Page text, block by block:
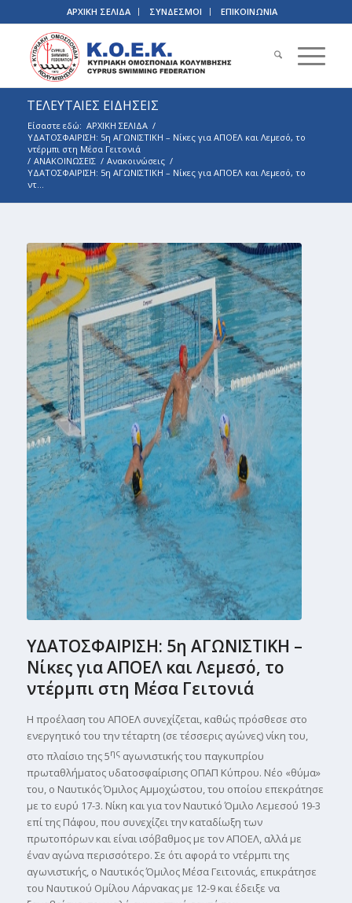
ΑΡΧΙΚΗ ΣΕΛΙΔΑ ΣΥΝΔΕΣΜΟΙ ΕΠΙΚΟΙΝΩΝΙΑ
ΤΕΛΕΥΤΑΙΕΣ ΕΙΔΗΣΕΙΣ
Είσαστε εδώ: ΑΡΧΙΚΗ ΣΕΛΙΔΑ /
ΥΔΑΤΟΣΦΑΙΡΙΣΗ: 5η ΑΓΩΝΙΣΤΙΚΗ – Νίκες για ΑΠΟΕΛ και Λεμεσό, το
ντέρμπι στη Μέσα Γειτονιά
/ ΑΝΑΚΟΙΝΩΣΕΙΣ / Ανακοινώσεις /
ΥΔΑΤΟΣΦΑΙΡΙΣΗ: 5η ΑΓΩΝΙΣΤΙΚΗ – Νίκες για ΑΠΟΕΛ και Λεμεσό, το
ντ...
ΥΔΑΤΟΣΦΑΙΡΙΣΗ: 5η ΑΓΩΝΙΣΤΙΚΗ –
Νίκες για ΑΠΟΕΛ και Λεμεσό, το
ντέρμπι στη Μέσα Γειτονιά
Η προέλαση του ΑΠΟΕΛ συνεχίζεται, καθώς πρόσθεσε στο
ενεργητικό του την τέταρτη (σε τέσσερις αγώνες) νίκη του,
στο πλαίσιο της 5ηςαγωνιστικής του παγκυπρίου
πρωταθλήματος υδατοσφαίρισης ΟΠΑΠ Κύπρου. Νέο «θύμα»
του, ο Ναυτικός Όμιλος Αμμοχώστου, του οποίου επεκράτησε
με το ευρύ 17-3. Νίκη και για τον Ναυτικό Όμιλο Λεμεσού 19-3
επί της Πάφου, που συνεχίζει την καταδίωξη των
πρωτοπόρων και είναι ισόβαθμος με τον ΑΠΟΕΛ, αλλά με
έναν αγώνα περισσότερο. Σε ότι αφορά το ντέρμπι της
αγωνιστικής, ο Ναυτικός Όμιλος Μέσα Γειτονιάς, επικράτησε
του Ναυτικού Ομίλου Λάρνακας με 12-9 και έδειξε να